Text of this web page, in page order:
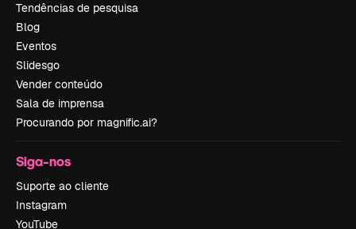
Tendências de pesquisa
Blog
Eventos
Slidesgo
Vender conteúdo
Sala de imprensa
Procurando por magnific.ai?
Siga-nos
Suporte ao cliente
Instagram
YouTube